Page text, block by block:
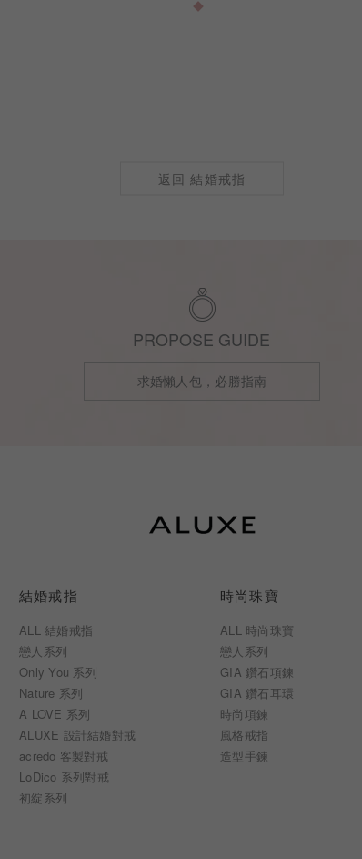
返回 結婚戒指
PROPOSE GUIDE
求婚懶人包，必勝指南
結婚戒指
ALL 結婚戒指
戀人系列
Only You 系列
Nature 系列
A LOVE 系列
ALUXE 設計結婚對戒
acredo 客製對戒
LoDico 系列對戒
初綻系列
時尚珠寶
ALL 時尚珠寶
戀人系列
GIA 鑽石項鍊
GIA 鑽石耳環
時尚項鍊
風格戒指
造型手鍊